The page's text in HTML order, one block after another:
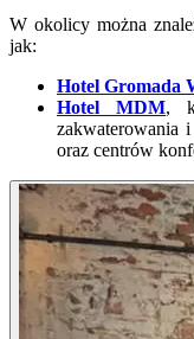
W okolicy można
jak:
Hotel Gromada
Hotel MDM,
zakwaterowania
oraz centrów